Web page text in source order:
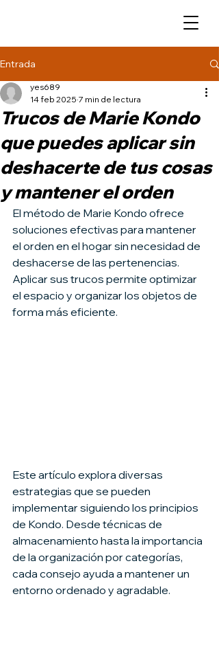
Entrada
Trucos de Marie Kondo
que puedes aplicar sin
deshacerte de tus cosas
y mantener el orden
yes689
14 feb 2025 7 min de lectura
El método de Marie Kondo ofrece
soluciones efectivas para mantener
el orden en el hogar sin necesidad de
deshacerse de las pertenencias.
Aplicar sus trucos permite optimizar
el espacio y organizar los objetos de
forma más eficiente.
Este artículo explora diversas
estrategias que se pueden
implementar siguiendo los principios
de Kondo. Desde técnicas de
almacenamiento hasta la importancia
de la organización por categorías,
cada consejo ayuda a mantener un
entorno ordenado y agradable.